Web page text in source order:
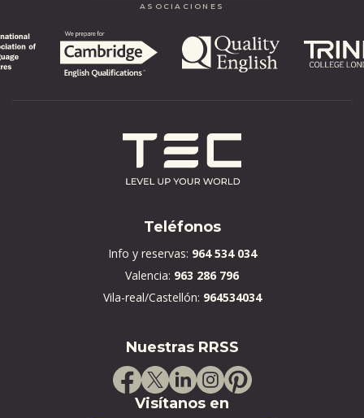
ASOCIACIONES
Teléfonos
Info y reservas: 964 534 034
Valencia: 963 286 796
Vila-real/Castellón: 964534034
Nuestras RRSS
Visítanos en